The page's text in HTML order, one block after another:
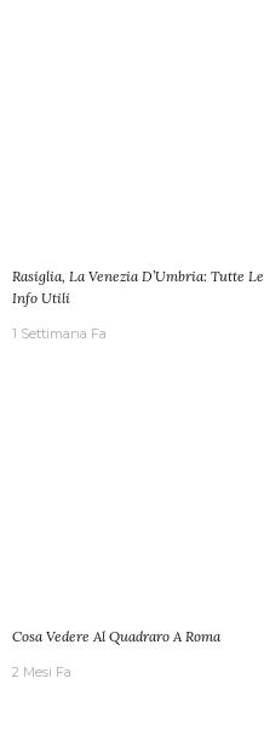
Rasiglia, La Venezia D’Umbria: Tutte Le
Info Utili
1 Settimana Fa
Cosa Vedere Al Quadraro A Roma
2 Mesi Fa